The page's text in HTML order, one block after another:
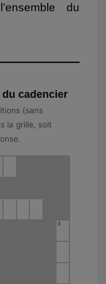
du
cadencier
(sans
la grille, soit
3